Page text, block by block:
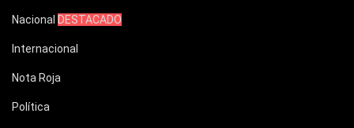
Nacional DESTACADO
Internacional
Nota Roja
Política